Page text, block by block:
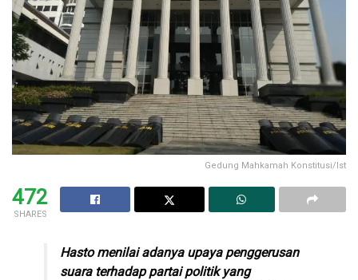
Gedung Mahkamah Konstitusi/Ist
472
SHARES
Hasto menilai adanya upaya penggerusan
suara terhadap partai politik yang